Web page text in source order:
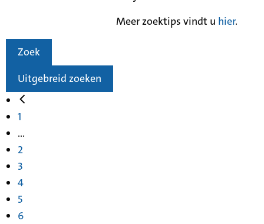
Meer zoektips vindt u hier.
Zoek
Uitgebreid zoeken
1
...
2
3
4
5
6